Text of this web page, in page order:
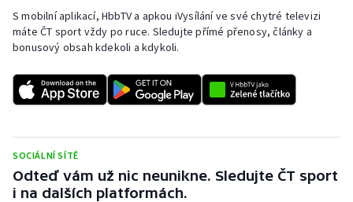
S mobilní aplikací, HbbTV a apkou iVysílání ve své chytré televizi
máte ČT sport vždy po ruce. Sledujte přímé přenosy, články a
bonusový obsah kdekoli a kdykoli.
SOCIÁLNÍ SÍTĚ
Odteď vám už nic neunikne. Sledujte ČT sport
i na dalších platformách.